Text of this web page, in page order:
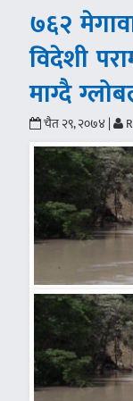
७६२
विदेशी
माग्दै
चैत २९, २०७४ |